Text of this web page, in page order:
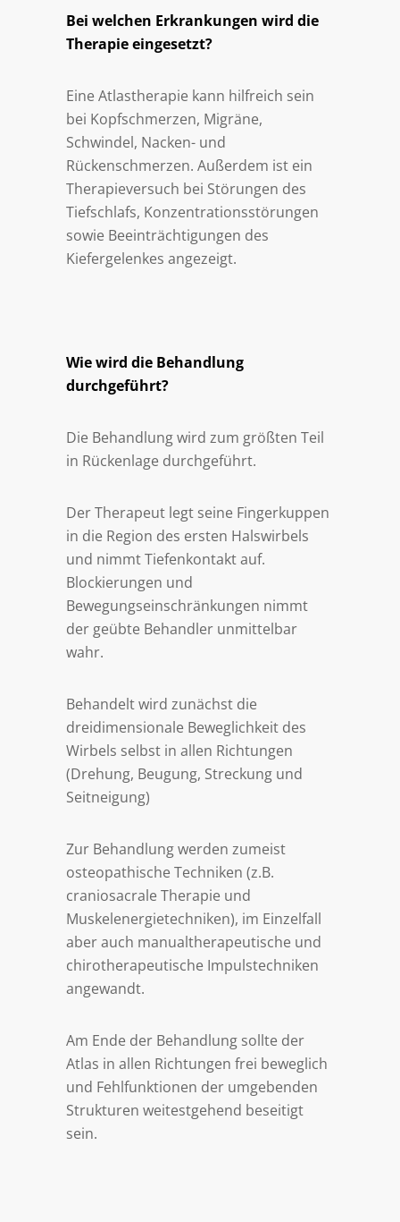
Bei welchen Erkrankungen wird die
Therapie eingesetzt?
Eine Atlastherapie kann hilfreich sein
bei Kopfschmerzen, Migräne,
Schwindel, Nacken- und
Rückenschmerzen. Außerdem ist ein
Therapieversuch bei Störungen des
Tiefschlafs, Konzentrationsstörungen
sowie Beeinträchtigungen des
Kiefergelenkes angezeigt.
Wie wird die Behandlung
durchgeführt?
Die Behandlung wird zum größten Teil
in Rückenlage durchgeführt.
Der Therapeut legt seine Fingerkuppen
in die Region des ersten Halswirbels
und nimmt Tiefenkontakt auf.
Blockierungen und
Bewegungseinschränkungen nimmt
der geübte Behandler unmittelbar
wahr.
Behandelt wird zunächst die
dreidimensionale Beweglichkeit des
Wirbels selbst in allen Richtungen
(Drehung, Beugung, Streckung und
Seitneigung)
Zur Behandlung werden zumeist
osteopathische Techniken (z.B.
craniosacrale Therapie und
Muskelenergietechniken), im Einzelfall
aber auch manualtherapeutische und
chirotherapeutische Impulstechniken
angewandt.
Am Ende der Behandlung sollte der
Atlas in allen Richtungen frei beweglich
und Fehlfunktionen der umgebenden
Strukturen weitestgehend beseitigt
sein.